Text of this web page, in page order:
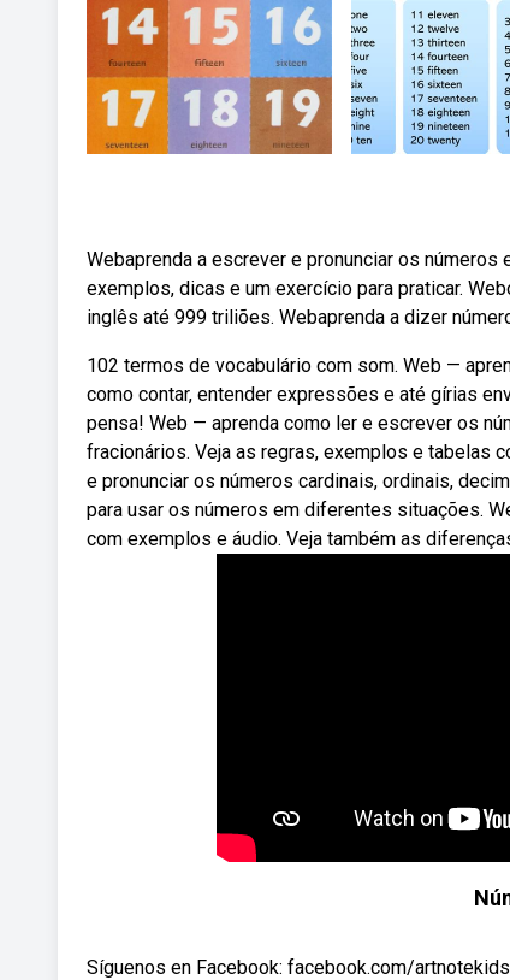
Webaprenda a escrever e pronunciar os
exemplos, dicas e um exercício para praticar.
inglês até 999 triliões. Webaprenda a dizer
102 termos de vocabulário com som. Web —
como contar, entender expressões e até gírias
pensa! Web — aprenda como ler e escrever os
fracionários. Veja as regras, exemplos e tabelas
e pronunciar os números cardinais, ordinais,
para usar os números em diferentes situações.
com exemplos e áudio. Veja também as
Síguenos en Facebook: facebook.com/